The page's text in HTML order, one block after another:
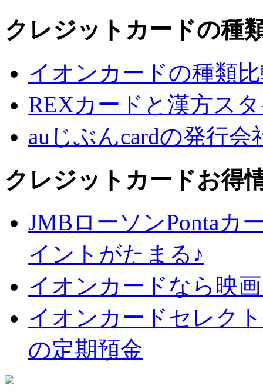
クレジットカードの種
イオンカードの種類
REXカードと漢方ス
auじぶんcardの発行会
クレジットカードお得
JMBローソンPontaカ
イントがたまる♪
イオンカードなら映
イオンカードセレク
の定期預金